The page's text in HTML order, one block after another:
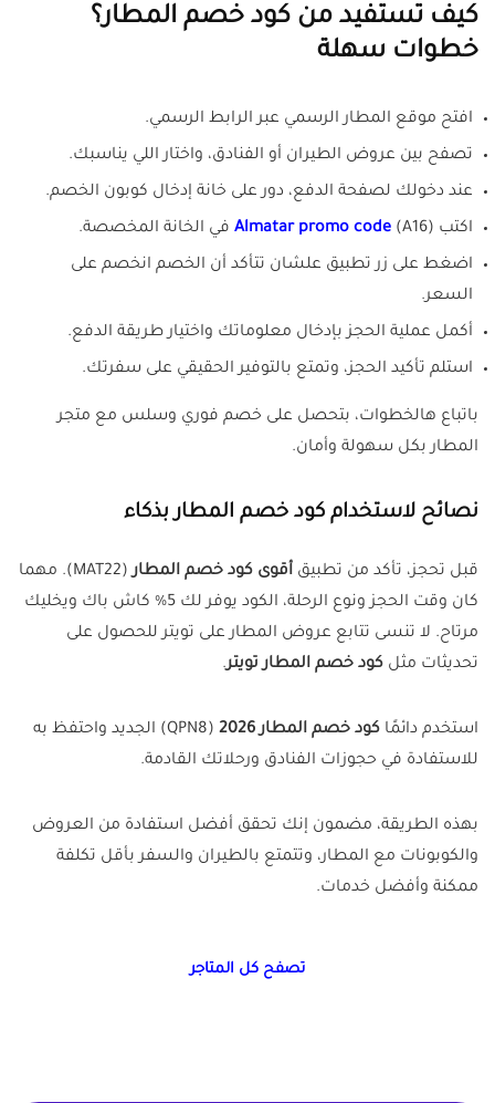
كيف تستفيد من كود خصم المطار؟
خطوات سهلة
افتح موقع المطار الرسمي عبر الرابط الرسمي.
تصفح بين عروض الطيران أو الفنادق، واختار اللي يناسبك.
عند دخولك لصفحة الدفع، دور على خانة إدخال كوبون الخصم.
اكتب Almatar promo code (A16) في الخانة المخصصة.
اضغط على زر تطبيق علشان تتأكد أن الخصم انخصم على
السعر.
أكمل عملية الحجز بإدخال معلوماتك واختيار طريقة الدفع.
استلم تأكيد الحجز، وتمتع بالتوفير الحقيقي على سفرتك.
باتباع هالخطوات، بتحصل على خصم فوري وسلس مع متجر
المطار بكل سهولة وأمان.
نصائح لاستخدام كود خصم المطار بذكاء
قبل تحجز، تأكد من تطبيق أقوى كود خصم المطار
(MAT22). مهما
كان وقت الحجز ونوع الرحلة، الكود يوفر لك 5% كاش باك ويخليك
مرتاح. لا تنسى تتابع عروض المطار على تويتر للحصول على
تحديثات مثل كود خصم المطار تويتر.
استخدم دائمًا كود خصم المطار 2026
(QPN8) الجديد واحتفظ به
للاستفادة في حجوزات الفنادق ورحلاتك القادمة.
بهذه الطريقة، مضمون إنك تحقق أفضل استفادة من العروض
والكوبونات مع المطار، وتتمتع بالطيران والسفر بأقل تكلفة
ممكنة وأفضل خدمات.
تصفح كل المتاجر